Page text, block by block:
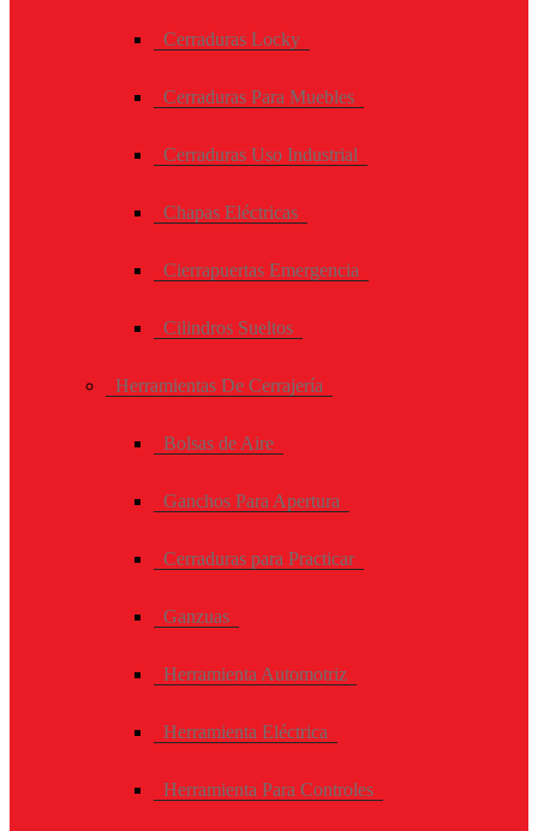
Cerraduras Locky
Cerraduras Para Muebles
Cerraduras Uso Industrial
Chapas Eléctricas
Cierrapuertas Emergencia
Cilindros Sueltos
Herramientas De Cerrajería
Bolsas de Aire
Ganchos Para Apertura
Cerraduras para Practicar
Ganzuas
Herramienta Automotriz
Herramienta Eléctrica
Herramienta Para Controles